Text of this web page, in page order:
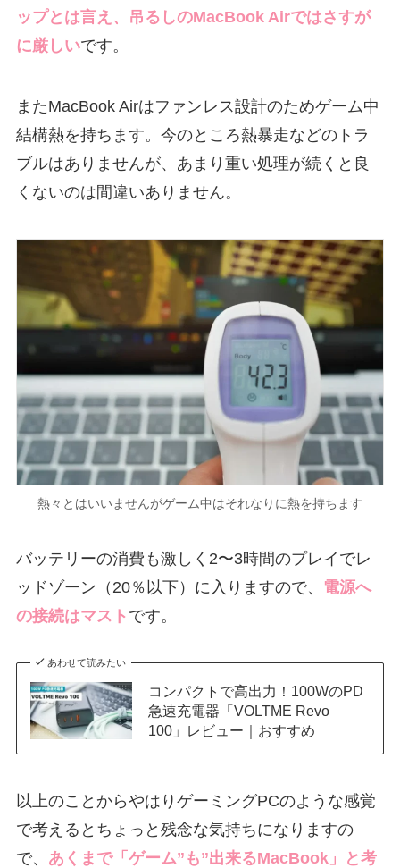
ップとは言え、吊るしのMacBook Airではさすが
に厳しいです。
またMacBook Airはファンレス設計のためゲーム中
結構熱を持ちます。今のところ熱暴走などのトラ
ブルはありませんが、あまり重い処理が続くと良
くないのは間違いありません。
熱々とはいいませんがゲーム中はそれなりに熱を持ちます
バッテリーの消費も激しく2〜3時間のプレイでレ
ッドゾーン（20％以下）に入りますので、
電源へ
の接続はマスト です。
あわせて読みたい
コンパクトで高出力！100WのPD
急速充電器「VOLTME Revo
100」レビュー｜おすすめ
以上のことからやはりゲーミングPCのような感覚
で考えるとちょっと残念な気持ちになりますの
で、 あくまで「ゲーム”も”出来るMacBook」と考